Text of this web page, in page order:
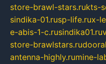
store-brawl-stars.rukts-
sindika-01.rusp-life.rux-
e-abis-1-c.rusindika01.ru
store-brawlstars.ru
antenna-highly.rumine-